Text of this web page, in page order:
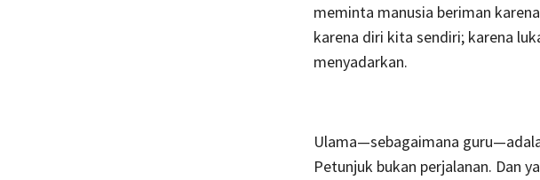
meminta manusia beriman
karena diri kita sendiri; karena
menyadarkan.
Ulama—sebagaimana
Petunjuk bukan perjalanan. Dan